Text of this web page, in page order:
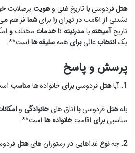
هتلفردوسیباتاریخغنی وهویتپرصلابت
نشدنیازاقامتدرتهرانرا برایشمافراهم
تاریخآمیختهبامدرنیتهتاخدمات مختلفو
یکانتخابعالیبرایهمهسلیقه ها است**.
پرسش و پاسخ
1. آیاهتلفردوسیبرایخانواده هامناسب
بلههتلفردوسیبا اتاق هایخانوادگی و
مناسبیبرای اقامتخانواده ها است**.
2. چهنوعغذاهاییدررستوران هایهتل